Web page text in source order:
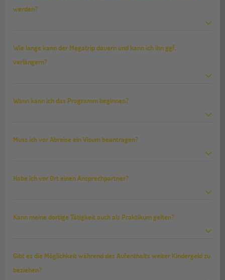
werden?
Wie lange kann der Megatrip dauern und kann ich ihn ggf.
verlängern?
Wann kann ich das Programm beginnen?
Muss ich vor Abreise ein Visum beantragen?
Habe ich vor Ort einen Ansprechpartner?
Kann meine dortige Tätigkeit auch als Praktikum gelten?
Gibt es die Möglichkeit während des Aufenthalts weiter Kindergeld zu
beziehen?